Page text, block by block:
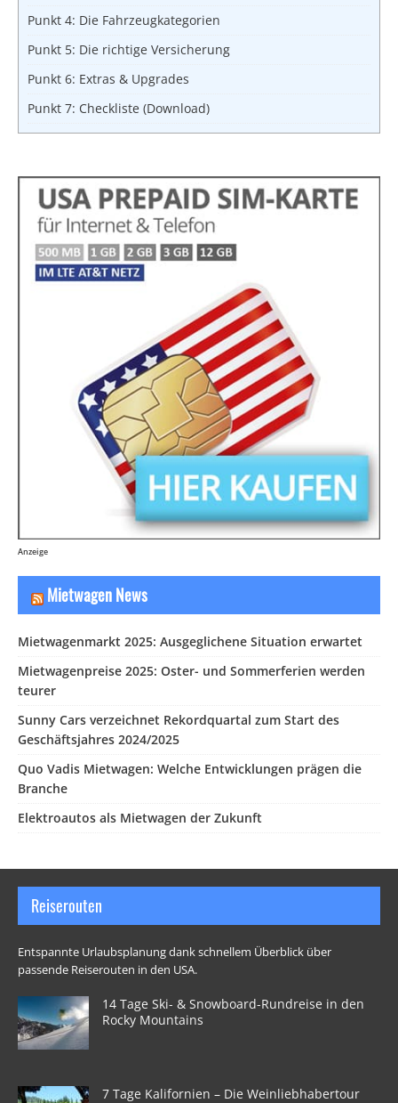
Punkt 4: Die Fahrzeugkategorien
Punkt 5: Die richtige Versicherung
Punkt 6: Extras & Upgrades
Punkt 7: Checkliste (Download)
Anzeige
Mietwagen News
Mietwagenmarkt 2025: Ausgeglichene Situation erwartet
Mietwagenpreise 2025: Oster- und Sommerferien werden
teurer
Sunny Cars verzeichnet Rekordquartal zum Start des
Geschäftsjahres 2024/2025
Quo Vadis Mietwagen: Welche Entwicklungen prägen die
Branche
Elektroautos als Mietwagen der Zukunft
Reiserouten
Entspannte Urlaubsplanung dank schnellem Überblick über
passende Reiserouten in den USA.
14 Tage Ski- & Snowboard-Rundreise in den
Rocky Mountains
7 Tage Kalifornien – Die Weinliebhabertour